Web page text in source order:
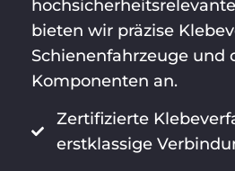
bieten wir präzise
Schienenfahrzeuge und
Komponenten an.
Zertifizierte
erstklassige